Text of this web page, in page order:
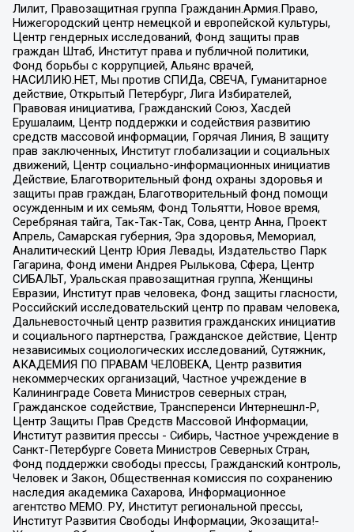
Лилит, Правозащитная группа Гражданин.Армия.Право,
Нижегородский центр немецкой и европейской культуры,
Центр гендерных исследований, Фонд защиты прав
граждан Штаб, Институт права и публичной политики,
Фонд борьбы с коррупцией, Альянс врачей,
НАСИЛИЮ.НЕТ, Мы против СПИДа, СВЕЧА, Гуманитарное
действие, Открытый Петербург, Лига Избирателей,
Правовая инициатива, Гражданский Союз, Хасдей
Ерушалаим, Центр поддержки и содействия развитию
средств массовой информации, Горячая Линия, В защиту
прав заключенных, Институт глобализации и социальных
движений, Центр социально-информационных инициатив
Действие, Благотворительный фонд охраны здоровья и
защиты прав граждан, Благотворительный фонд помощи
осужденным и их семьям, Фонд Тольятти, Новое время,
Серебряная тайга, Так-Так-Так, Сова, центр Анна, Проект
Апрель, Самарская губерния, Эра здоровья, Мемориал,
Аналитический Центр Юрия Левады, Издательство Парк
Гагарина, Фонд имени Андрея Рылькова, Сфера, Центр
СИБАЛЬТ, Уральская правозащитная группа, Женщины
Евразии, Институт прав человека, Фонд защиты гласности,
Российский исследовательский центр по правам человека,
Дальневосточный центр развития гражданских инициатив
и социального партнерства, Гражданское действие, Центр
независимых социологических исследований, Сутяжник,
АКАДЕМИЯ ПО ПРАВАМ ЧЕЛОВЕКА, Центр развития
некоммерческих организаций, Частное учреждение в
Калининграде Совета Министров северных стран,
Гражданское содействие, Трансперенси Интернешнл-Р,
Центр Защиты Прав Средств Массовой Информации,
Институт развития прессы - Сибирь, Частное учреждение в
Санкт-Петербурге Совета Министров Северных Стран,
Фонд поддержки свободы прессы, Гражданский контроль,
Человек и Закон, Общественная комиссия по сохранению
наследия академика Сахарова, Информационное
агентство МЕМО. РУ, Институт региональной прессы,
Институт Развития Свободы Информации, Экозащита!-